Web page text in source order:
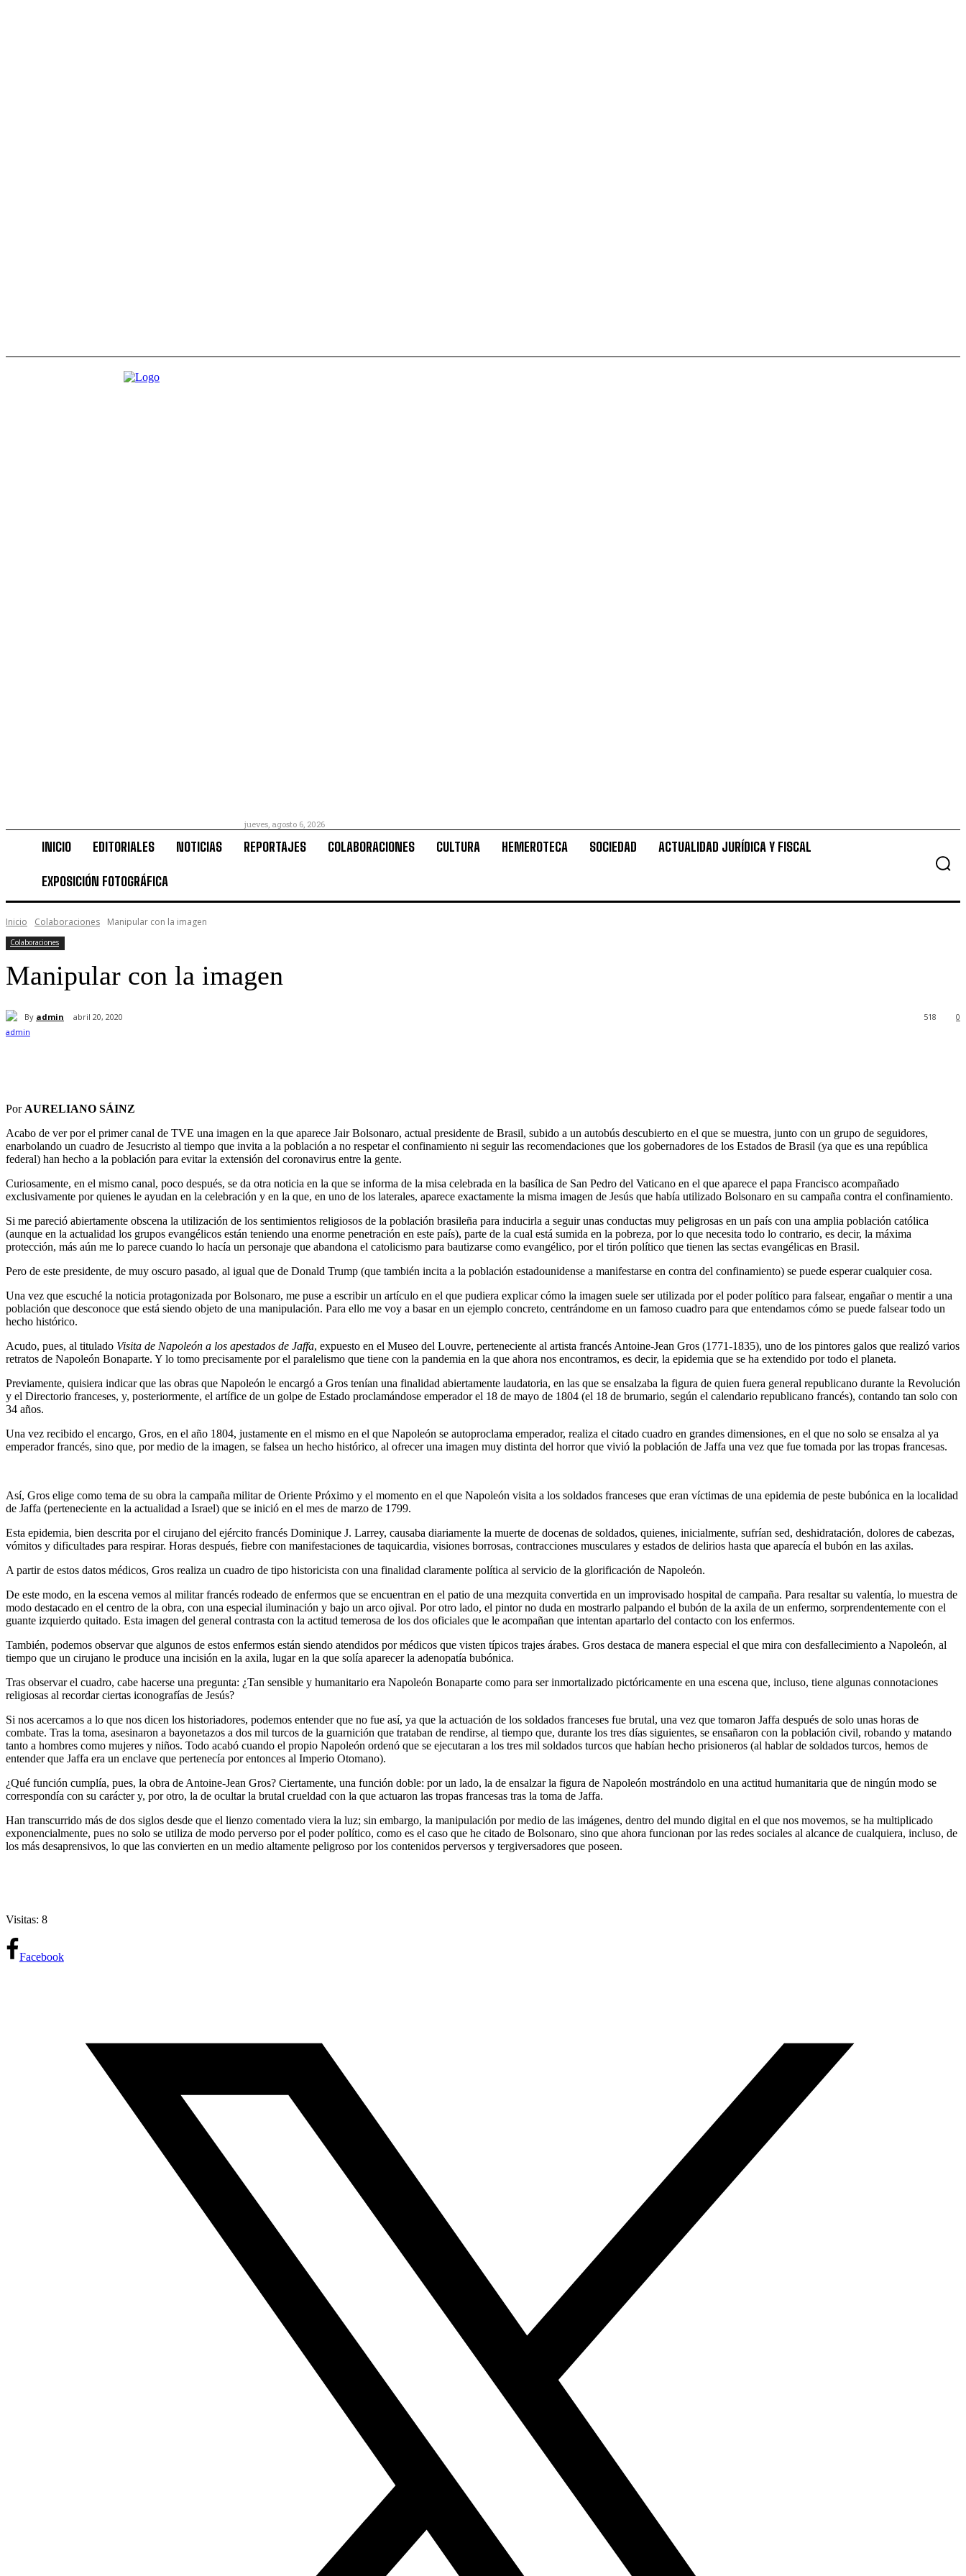
jueves, agosto 6, 2026
INICIO EDITORIALES NOTICIAS REPORTAJES COLABORACIONES CULTURA HEMEROTECA SOCIEDAD ACTUALIDAD JURÍDICA Y FISCAL
EXPOSICIÓN FOTOGRÁFICA
Inicio Colaboraciones Manipular con la imagen
Colaboraciones
Manipular con la imagen
By admin abril 20, 2020 0
518
Por AURELIANO SÁINZ
Acabo de ver por el primer canal de TVE una imagen en la que aparece Jair Bolsonaro, actual presidente de Brasil, subido a un autobús descubierto en el que se muestra, junto con un grupo de seguidores,
enarbolando un cuadro de Jesucristo al tiempo que invita a la población a no respetar el confinamiento ni seguir las recomendaciones que los gobernadores de los Estados de Brasil (ya que es una república
federal) han hecho a la población para evitar la extensión del coronavirus entre la gente.
Curiosamente, en el mismo canal, poco después, se da otra noticia en la que se informa de la misa celebrada en la basílica de San Pedro del Vaticano en el que aparece el papa Francisco acompañado
exclusivamente por quienes le ayudan en la celebración y en la que, en uno de los laterales, aparece exactamente la misma imagen de Jesús que había utilizado Bolsonaro en su campaña contra el confinamiento.
Si me pareció abiertamente obscena la utilización de los sentimientos religiosos de la población brasileña para inducirla a seguir unas conductas muy peligrosas en un país con una amplia población católica
(aunque en la actualidad los grupos evangélicos están teniendo una enorme penetración en este país), parte de la cual está sumida en la pobreza, por lo que necesita todo lo contrario, es decir, la máxima
protección, más aún me lo parece cuando lo hacía un personaje que abandona el catolicismo para bautizarse como evangélico, por el tirón político que tienen las sectas evangélicas en Brasil.
Pero de este presidente, de muy oscuro pasado, al igual que de Donald Trump (que también incita a la población estadounidense a manifestarse en contra del confinamiento) se puede esperar cualquier cosa.
Una vez que escuché la noticia protagonizada por Bolsonaro, me puse a escribir un artículo en el que pudiera explicar cómo la imagen suele ser utilizada por el poder político para falsear, engañar o mentir a una
población que desconoce que está siendo objeto de una manipulación. Para ello me voy a basar en un ejemplo concreto, centrándome en un famoso cuadro para que entendamos cómo se puede falsear todo un
hecho histórico.
Acudo, pues, al titulado Visita de Napoleón a los apestados de Jaffa, expuesto en el Museo del Louvre, perteneciente al artista francés Antoine-Jean Gros (1771-1835), uno de los pintores galos que realizó varios
retratos de Napoleón Bonaparte. Y lo tomo precisamente por el paralelismo que tiene con la pandemia en la que ahora nos encontramos, es decir, la epidemia que se ha extendido por todo el planeta.
Previamente, quisiera indicar que las obras que Napoleón le encargó a Gros tenían una finalidad abiertamente laudatoria, en las que se ensalzaba la figura de quien fuera general republicano durante la Revolución
y el Directorio franceses, y, posteriormente, el artífice de un golpe de Estado proclamándose emperador el 18 de mayo de 1804 (el 18 de brumario, según el calendario republicano francés), contando tan solo con
34 años.
Una vez recibido el encargo, Gros, en el año 1804, justamente en el mismo en el que Napoleón se autoproclama emperador, realiza el citado cuadro en grandes dimensiones, en el que no solo se ensalza al ya
emperador francés, sino que, por medio de la imagen, se falsea un hecho histórico, al ofrecer una imagen muy distinta del horror que vivió la población de Jaffa una vez que fue tomada por las tropas francesas.
Así, Gros elige como tema de su obra la campaña militar de Oriente Próximo y el momento en el que Napoleón visita a los soldados franceses que eran víctimas de una epidemia de peste bubónica en la localidad
de Jaffa (perteneciente en la actualidad a Israel) que se inició en el mes de marzo de 1799.
Esta epidemia, bien descrita por el cirujano del ejército francés Dominique J. Larrey, causaba diariamente la muerte de docenas de soldados, quienes, inicialmente, sufrían sed, deshidratación, dolores de cabezas,
vómitos y dificultades para respirar. Horas después, fiebre con manifestaciones de taquicardia, visiones borrosas, contracciones musculares y estados de delirios hasta que aparecía el bubón en las axilas.
A partir de estos datos médicos, Gros realiza un cuadro de tipo historicista con una finalidad claramente política al servicio de la glorificación de Napoleón.
De este modo, en la escena vemos al militar francés rodeado de enfermos que se encuentran en el patio de una mezquita convertida en un improvisado hospital de campaña. Para resaltar su valentía, lo muestra de
modo destacado en el centro de la obra, con una especial iluminación y bajo un arco ojival. Por otro lado, el pintor no duda en mostrarlo palpando el bubón de la axila de un enfermo, sorprendentemente con el
guante izquierdo quitado. Esta imagen del general contrasta con la actitud temerosa de los dos oficiales que le acompañan que intentan apartarlo del contacto con los enfermos.
También, podemos observar que algunos de estos enfermos están siendo atendidos por médicos que visten típicos trajes árabes. Gros destaca de manera especial el que mira con desfallecimiento a Napoleón, al
tiempo que un cirujano le produce una incisión en la axila, lugar en la que solía aparecer la adenopatía bubónica.
Tras observar el cuadro, cabe hacerse una pregunta: ¿Tan sensible y humanitario era Napoleón Bonaparte como para ser inmortalizado pictóricamente en una escena que, incluso, tiene algunas connotaciones
religiosas al recordar ciertas iconografías de Jesús?
Si nos acercamos a lo que nos dicen los historiadores, podemos entender que no fue así, ya que la actuación de los soldados franceses fue brutal, una vez que tomaron Jaffa después de solo unas horas de
combate. Tras la toma, asesinaron a bayonetazos a dos mil turcos de la guarnición que trataban de rendirse, al tiempo que, durante los tres días siguientes, se ensañaron con la población civil, robando y matando
tanto a hombres como mujeres y niños. Todo acabó cuando el propio Napoleón ordenó que se ejecutaran a los tres mil soldados turcos que habían hecho prisioneros (al hablar de soldados turcos, hemos de
entender que Jaffa era un enclave que pertenecía por entonces al Imperio Otomano).
¿Qué función cumplía, pues, la obra de Antoine-Jean Gros? Ciertamente, una función doble: por un lado, la de ensalzar la figura de Napoleón mostrándolo en una actitud humanitaria que de ningún modo se
correspondía con su carácter y, por otro, la de ocultar la brutal crueldad con la que actuaron las tropas francesas tras la toma de Jaffa.
Han transcurrido más de dos siglos desde que el lienzo comentado viera la luz; sin embargo, la manipulación por medio de las imágenes, dentro del mundo digital en el que nos movemos, se ha multiplicado
exponencialmente, pues no solo se utiliza de modo perverso por el poder político, como es el caso que he citado de Bolsonaro, sino que ahora funcionan por las redes sociales al alcance de cualquiera, incluso, de
los más desaprensivos, lo que las convierten en un medio altamente peligroso por los contenidos perversos y tergiversadores que poseen.
Visitas: 8
Facebook